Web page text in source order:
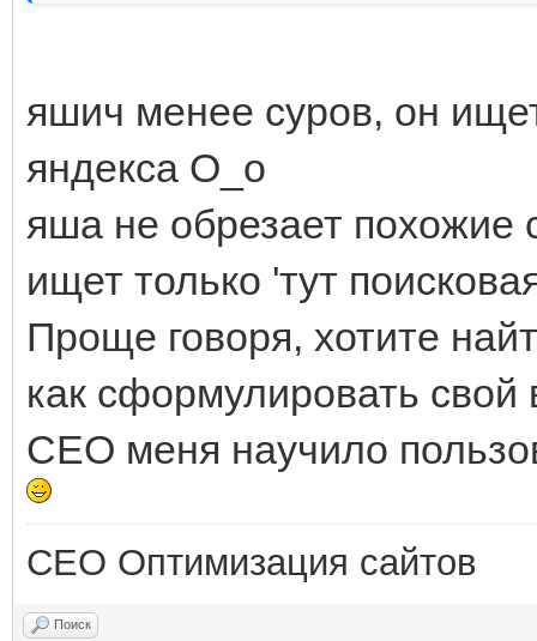
яшич менее суров, он
яндекса О_о
яша не обрезает похожие
ищет только 'тут
Проще говоря, хотите
как сформулировать
СЕО меня научило
СЕО Оптимизация сайтов
Поиск